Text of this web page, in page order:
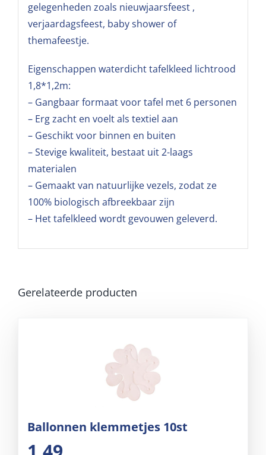
gelegenheden zoals nieuwjaarsfeest ,
verjaardagsfeest, baby shower of
themafeestje.
Eigenschappen waterdicht tafelkleed lichtrood
1,8*1,2m:
– Gangbaar formaat voor tafel met 6 personen
– Erg zacht en voelt als textiel aan
– Geschikt voor binnen en buiten
– Stevige kwaliteit, bestaat uit 2-laags
materialen
– Gemaakt van natuurlijke vezels, zodat ze
100% biologisch afbreekbaar zijn
– Het tafelkleed wordt gevouwen geleverd.
Gerelateerde producten
Ballonnen klemmetjes 10st